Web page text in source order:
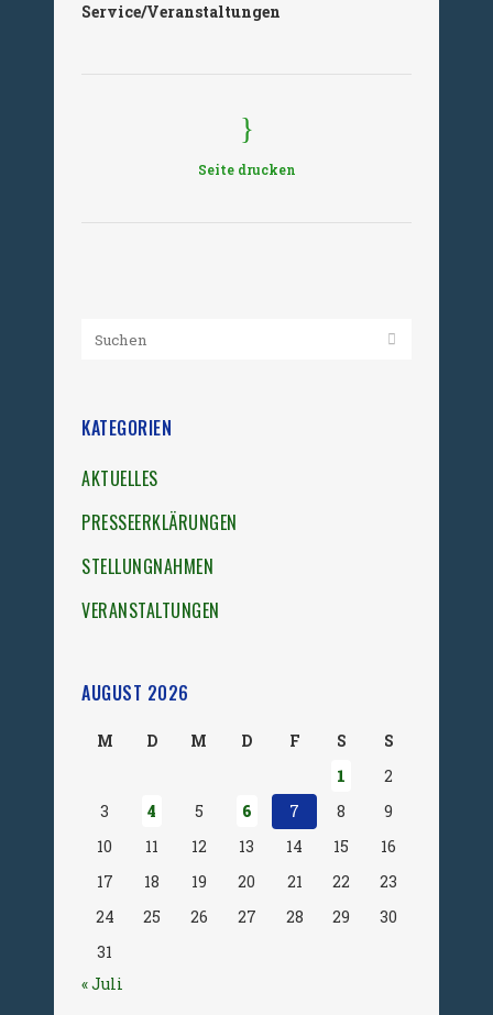
Service/Veranstaltungen
Seite drucken
KATEGORIEN
AKTUELLES
PRESSEERKLÄRUNGEN
STELLUNGNAHMEN
VERANSTALTUNGEN
AUGUST 2026
M D M D F S
S
1
2
3
4 5 6 7 8
9
10
11 12 13 14 15
16
17
18 19 20 21 22
23
24
25 26 27 28 29
30
31
« Juli